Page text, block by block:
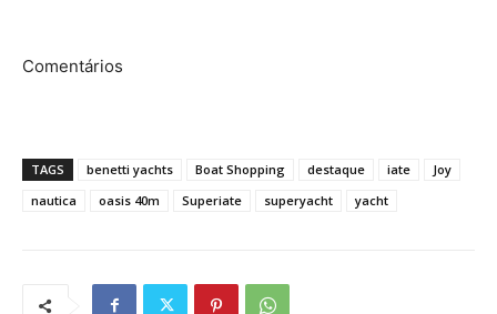
Comentários
TAGS benetti yachts Boat Shopping destaque iate
Joy
nautica
oasis 40m Superiate superyacht yacht